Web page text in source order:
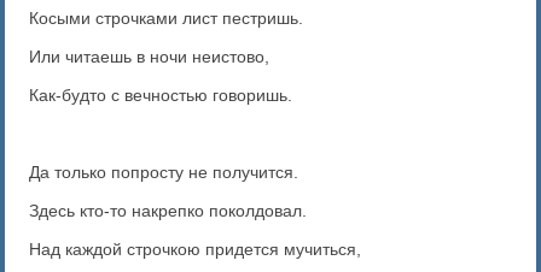
Косыми строчками лист пестришь.
Или читаешь в ночи неистово,
Как-будто с вечностью говоришь.
Да только попросту не получится.
Здесь кто-то накрепко поколдовал.
Над каждой строчкою придется мучиться,